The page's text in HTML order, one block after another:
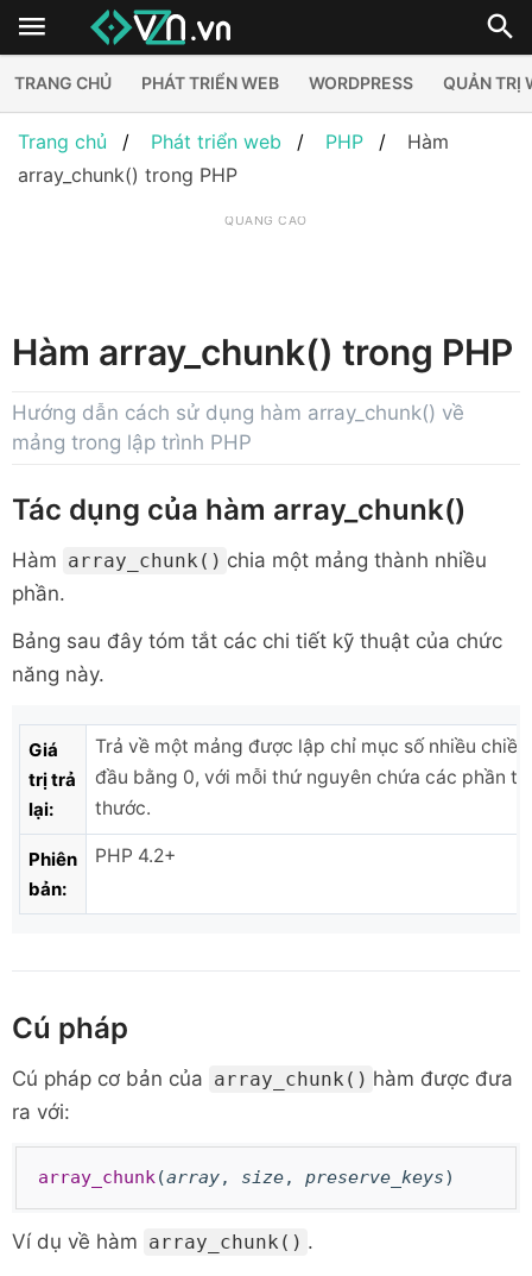
TRANG CHỦ PHÁT TRIỂN WEB WORDPRESS QUẢN TRỊ
Trang chủ Phát triển web PHP
Hàm
array_chunk() trong PHP
QUẢNG CÁO
Hàm array_chunk() trong PHP
Hướng dẫn cách sử dụng hàm array_chunk() về
mảng trong lập trình PHP
Tác dụng của hàm array_chunk()
Hàm array_chunk() chia một mảng thành nhiều
phần.
Bảng sau đây tóm tắt các chi tiết kỹ thuật của chức
năng này.
Giá
trị trả
lại:
Trả về một mảng được lập chỉ mục số nhiều
đầu bằng 0, với mỗi thứ nguyên chứa các phần
thước.
Phiên
bản:
PHP 4.2+
Cú pháp
Cú pháp cơ bản của array_chunk() hàm được đưa
ra với:
array_chunk(array, size, preserve_keys)
Ví dụ về hàm array_chunk() .